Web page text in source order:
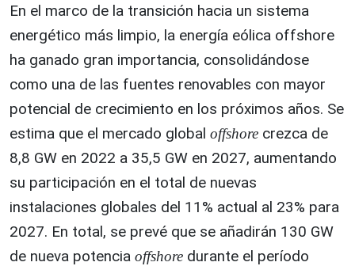
En el marco de la transición hacia un sistema
energético más limpio, la energía eólica offshore
ha ganado gran importancia, consolidándose
como una de las fuentes renovables con mayor
potencial de crecimiento en los próximos años. Se
estima que el mercado global offshore crezca de
8,8 GW en 2022 a 35,5 GW en 2027, aumentando
su participación en el total de nuevas
instalaciones globales del 11% actual al 23% para
2027. En total, se prevé que se añadirán 130 GW
de nueva potencia offshore durante el período